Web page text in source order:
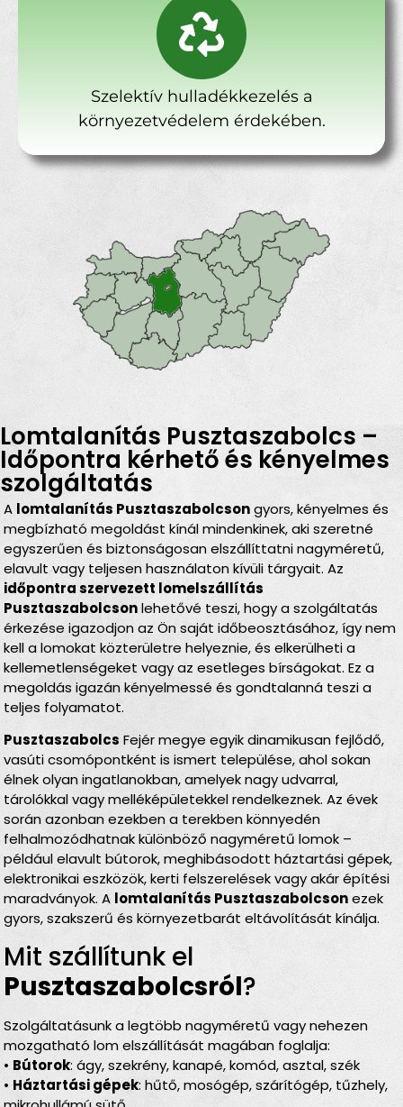
Szelektív hulladékkezelés a
környezetvédelem érdekében.
Lomtalanítás Pusztaszabolcs –
Időpontra kérhető és kényelmes
szolgáltatás
A lomtalanítás Pusztaszabolcsongyors, kényelmes és
megbízható megoldást kínál mindenkinek, aki szeretné
egyszerűen és biztonságosan elszállíttatni nagyméretű,
elavult vagy teljesen használaton kívüli tárgyait. Az
időpontra szervezett lomelszállítás
Pusztaszabolcsonlehetővé teszi, hogy a szolgáltatás
érkezése igazodjon az Ön saját időbeosztásához, így nem
kell a lomokat közterületre helyeznie, és elkerülheti a
kellemetlenségeket vagy az esetleges bírságokat. Ez a
megoldás igazán kényelmessé és gondtalanná teszi a
teljes folyamatot.
Pusztaszabolcs Fejér megye egyik dinamikusan fejlődő,
vasúti csomópontként is ismert települése, ahol sokan
élnek olyan ingatlanokban, amelyek nagy udvarral,
tárolókkal vagy melléképületekkel rendelkeznek. Az évek
során azonban ezekben a terekben könnyedén
felhalmozódhatnak különböző nagyméretű lomok –
például elavult bútorok, meghibásodott háztartási gépek,
elektronikai eszközök, kerti felszerelések vagy akár építési
maradványok. A lomtalanítás Pusztaszabolcsonezek
gyors, szakszerű és környezetbarát eltávolítását kínálja.
Mit szállítunk el
Pusztaszabolcsról?
Szolgáltatásunk a legtöbb nagyméretű vagy nehezen
mozgatható lom elszállítását magában foglalja:
• Bútorok: ágy, szekrény, kanapé, komód, asztal, szék
• Háztartási gépek: hűtő, mosógép, szárítógép, tűzhely,